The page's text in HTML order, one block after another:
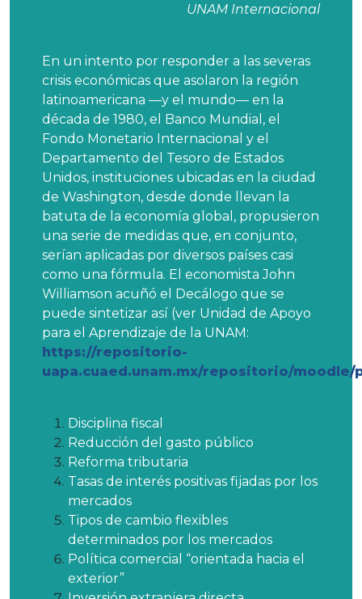
UNAM Internacional
En un intento por responder a las severas
crisis económicas que asolaron la región
latinoamericana —y el mundo— en la
década de 1980, el Banco Mundial, el
Fondo Monetario Internacional y el
Departamento del Tesoro de Estados
Unidos, instituciones ubicadas en la ciudad
de Washington, desde donde llevan la
batuta de la economía global, propusieron
una serie de medidas que, en conjunto,
serían aplicadas por diversos países casi
como una fórmula. El economista John
Williamson acuñó el Decálogo que se
puede sintetizar así (ver Unidad de Apoyo
para el Aprendizaje de la UNAM:
https://repositorio-
uapa.cuaed.unam.mx/repositorio/
Disciplina fiscal
Reducción del gasto público
Reforma tributaria
Tasas de interés positivas fijadas por los
mercados
Tipos de cambio flexibles
determinados por los mercados
Política comercial “orientada hacia el
exterior”